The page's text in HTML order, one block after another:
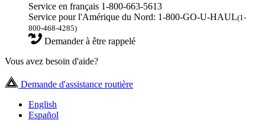
Service en français 1-800-663-5613
Service pour l'Amérique du Nord: 1-800-GO-U-HAUL(1-
800-468-4285)
Demander à être rappelé
Vous avez besoin d'aide?
Demande d'assistance routière
English
Español